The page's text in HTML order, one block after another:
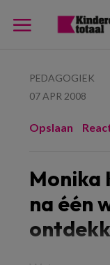
PEDAGOGIEK
07 APR 2008
Opslaan
Monika
na één